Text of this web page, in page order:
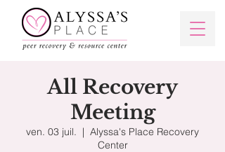
All Recovery
Meeting
ven. 03 juil.
  |
Alyssa's Place Recovery
Center